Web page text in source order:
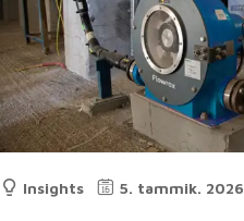
Insights 5. tammik. 2026